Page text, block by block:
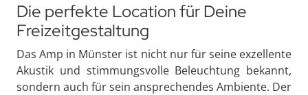
Die perfekte Location für Deine
Freizeitgestaltung
Das Amp in Münster ist nicht nur für seine exzellente
Akustik und stimmungsvolle Beleuchtung bekannt,
sondern auch für sein ansprechendes Ambiente. Der